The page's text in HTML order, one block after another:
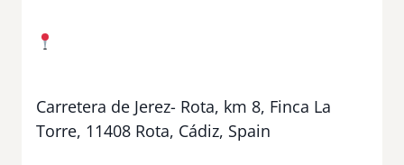
Carretera de Jerez- Rota, km 8, Finca La
Torre, 11408 Rota, Cádiz, Spain